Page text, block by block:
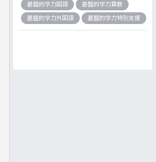
基盤的学力国語
基盤的学力算数
基盤的学力外国語
基盤的学力特別支援